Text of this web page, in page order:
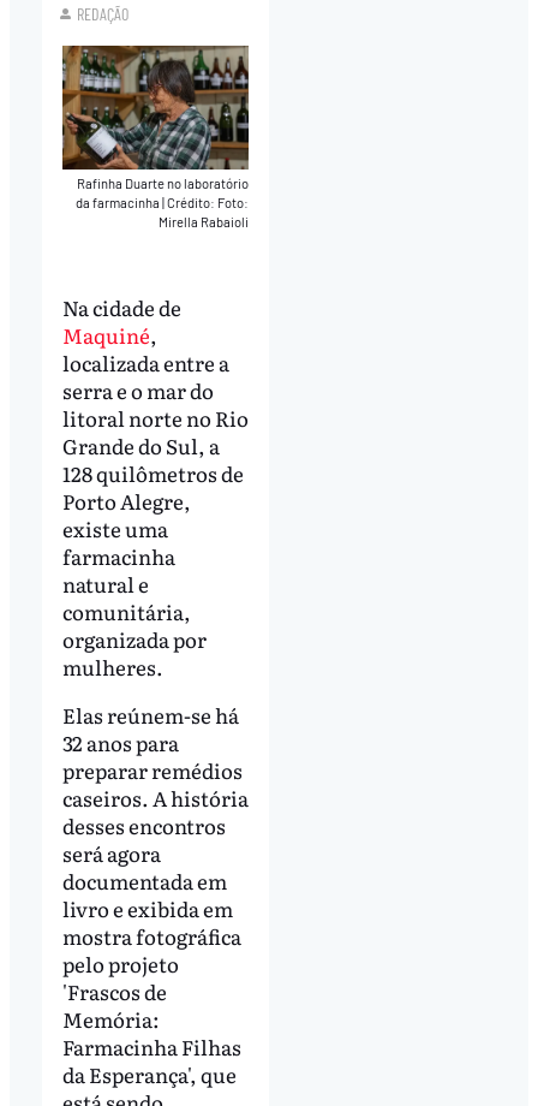
REDAÇÃO
Rafinha Duarte no laboratório
da farmacinha Crédito: Foto:
Mirella Rabaioli
Na cidade de
Maquiné,
localizada entre a
serra e o mar do
litoral norte no Rio
Grande do Sul, a
128 quilômetros de
Porto Alegre,
existe uma
farmacinha
natural e
comunitária,
organizada por
mulheres.
Elas reúnem-se há
32 anos para
preparar remédios
caseiros. A história
desses encontros
será agora
documentada em
livro e exibida em
mostra fotográfica
pelo projeto
'Frascos de
Memória:
Farmacinha Filhas
da Esperança', que